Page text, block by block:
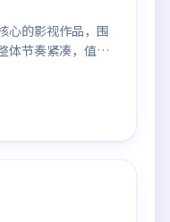
心的影视作品，围
体节奏紧凑，值得